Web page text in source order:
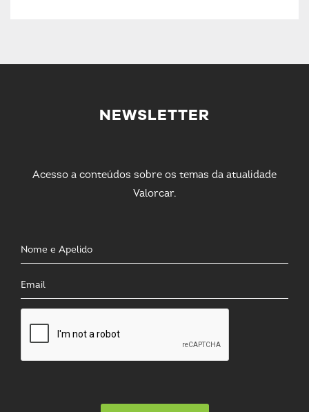
NEWSLETTER
Acesso a conteúdos sobre os temas da atualidade
Valorcar.